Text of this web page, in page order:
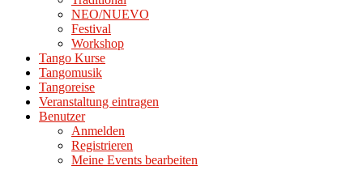
NEO/NUEVO
Festival
Workshop
Tango Kurse
Tangomusik
Tangoreise
Veranstaltung eintragen
Benutzer
Anmelden
Registrieren
Meine Events bearbeiten